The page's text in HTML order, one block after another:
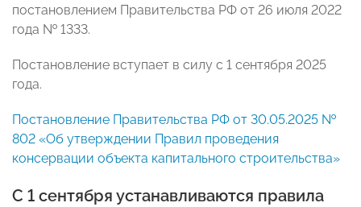
постановлением Правительства РФ от 26 июля 2022
года № 1333.
Постановление вступает в силу с 1 сентября 2025
года.
Постановление Правительства РФ от 30.05.2025 №
802 «Об утверждении Правил проведения
консервации объекта капитального строительства»
С 1 сентября устанавливаются правила